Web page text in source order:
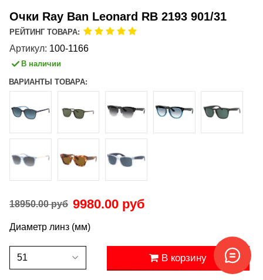
Очки Ray Ban Leonard RB 2193 901/31
РЕЙТИНГ ТОВАРА:
Артикул: 100-1166
В наличии
ВАРИАНТЫ ТОВАРА:
18950.00 руб 9980.00 руб
Диаметр линз (мм)
В корзину